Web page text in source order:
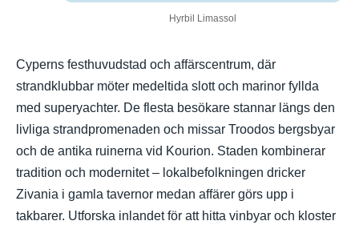
Hyrbil Limassol
Cyperns festhuvudstad och affärscentrum, där
strandklubbar möter medeltida slott och marinor fyllda
med superyachter. De flesta besökare stannar längs den
livliga strandpromenaden och missar Troodos bergsbyar
och de antika ruinerna vid Kourion. Staden kombinerar
tradition och modernitet – lokalbefolkningen dricker
Zivania i gamla tavernor medan affärer görs upp i
takbarer. Utforska inlandet för att hitta vinbyar och kloster